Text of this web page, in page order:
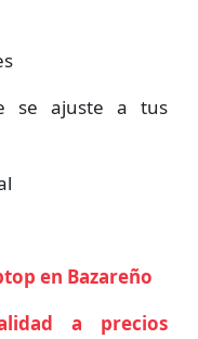
se ajuste a tus
en Bazareño
a precios